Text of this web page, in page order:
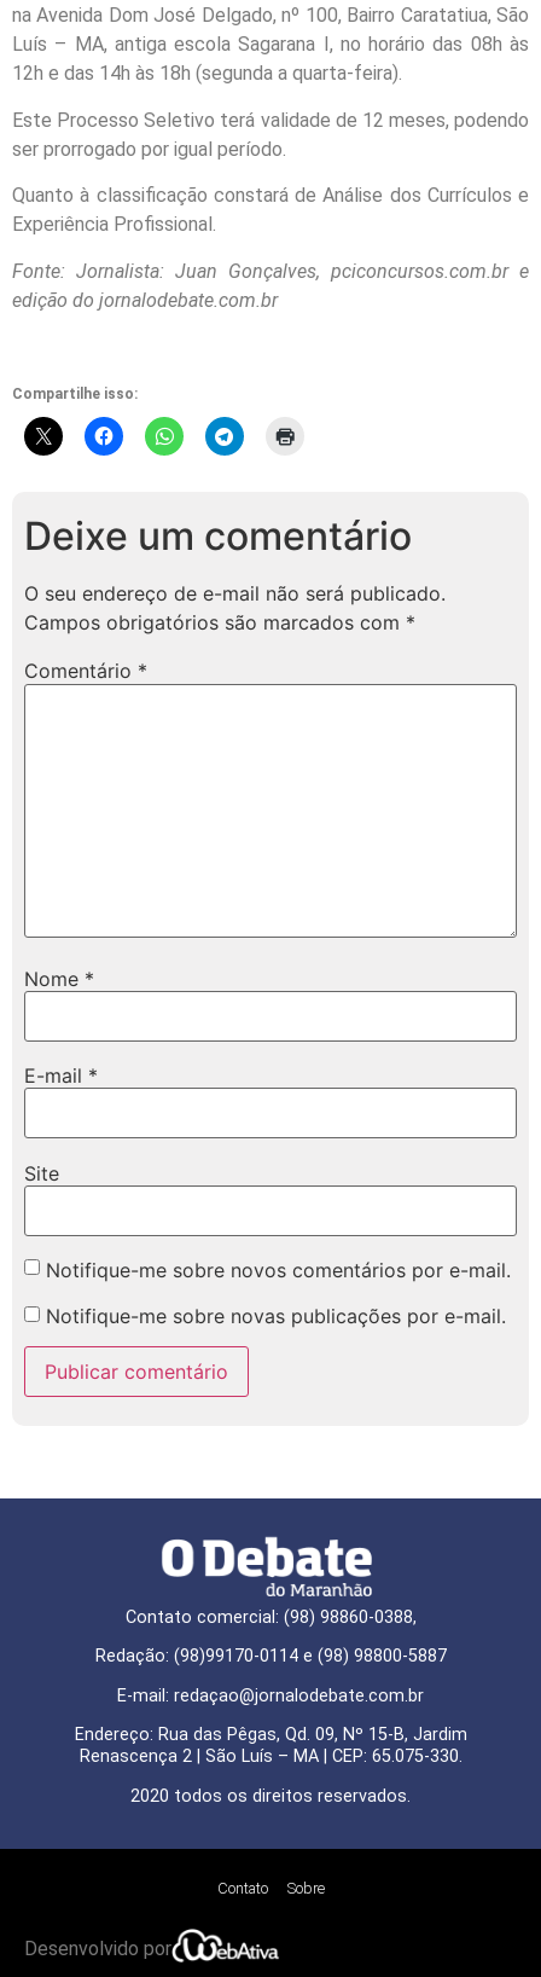
na Avenida Dom José Delgado, nº 100, Bairro Caratatiua, São
Luís – MA, antiga escola Sagarana I, no horário das 08h às
12h e das 14h às 18h (segunda a quarta-feira).
Este Processo Seletivo terá validade de 12 meses, podendo
ser prorrogado por igual período.
Quanto à classificação constará de Análise dos Currículos e
Experiência Profissional.
Fonte: Jornalista: Juan Gonçalves, pciconcursos.com.br e
edição do jornalodebate.com.br
Compartilhe isso:
Deixe um comentário
O seu endereço de e-mail não será publicado.
Campos obrigatórios são marcados com *
Comentário *
Nome *
E-mail *
Site
Notifique-me sobre novos comentários por e-mail.
Notifique-me sobre novas publicações por e-mail.
Contato comercial: (98) 98860-0388,
Redação: (98)99170-0114 e (98) 98800-5887
E-mail: redaçao@jornalodebate.com.br
Endereço: Rua das Pêgas, Qd. 09, Nº 15-B, Jardim
Renascença 2 | São Luís – MA | CEP: 65.075-330.
2020 todos os direitos reservados.
Contato Sobre
Desenvolvido por